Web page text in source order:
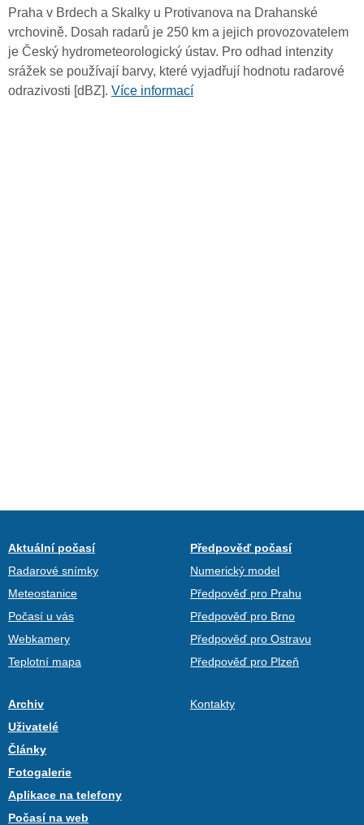
Praha v Brdech a Skalky u Protivanova na Drahanské
vrchovině. Dosah radarů je 250 km a jejich provozovatelem
je Český hydrometeorologický ústav. Pro odhad intenzity
srážek se používají barvy, které vyjadřují hodnotu radarové
odrazivosti [dBZ]. Více informací
Aktuální počasí
Radarové snímky
Meteostanice
Počasí u vás
Webkamery
Teplotní mapa
Předpověď počasí
Numerický model
Předpověď pro Prahu
Předpověď pro Brno
Předpověď pro Ostravu
Předpověď pro Plzeň
Archiv
Uživatelé
Články
Fotogalerie
Aplikace na telefony
Počasí na web
Kontakty